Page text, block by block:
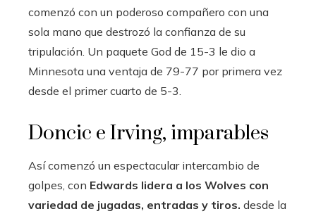
comenzó con un poderoso compañero con una
sola mano que destrozó la confianza de su
tripulación. Un paquete God de 15-3 le dio a
Minnesota una ventaja de 79-77 por primera vez
desde el primer cuarto de 5-3.
Doncic e Irving, imparables
Así comenzó un espectacular intercambio de
golpes, con Edwards lidera a los Wolves con
variedad de jugadas, entradas y tiros. desde la